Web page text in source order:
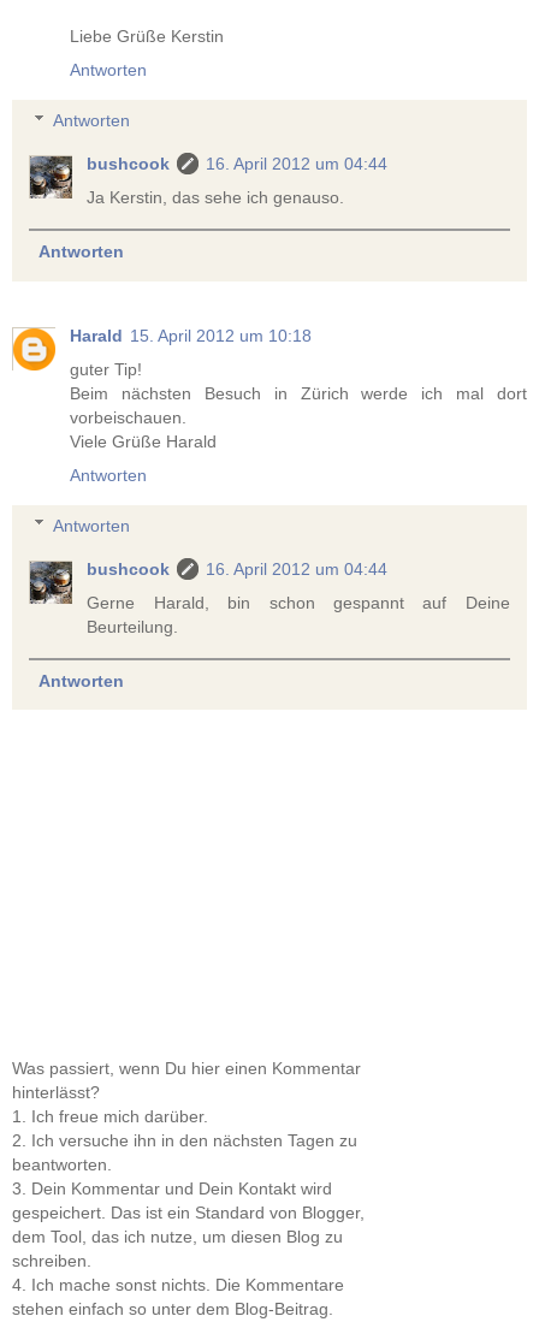
Liebe Grüße Kerstin
Antworten
Antworten
bushcook
16. April 2012 um 04:44
Ja Kerstin, das sehe ich genauso.
Antworten
Harald 15. April 2012 um 10:18
guter Tip!
Beim nächsten Besuch in Zürich werde ich mal dort
vorbeischauen.
Viele Grüße Harald
Antworten
Antworten
bushcook
16. April 2012 um 04:44
Gerne Harald, bin schon gespannt auf Deine
Beurteilung.
Antworten
Was passiert, wenn Du hier einen Kommentar
hinterlässt?
1. Ich freue mich darüber.
2. Ich versuche ihn in den nächsten Tagen zu
beantworten.
3. Dein Kommentar und Dein Kontakt wird
gespeichert. Das ist ein Standard von Blogger,
dem Tool, das ich nutze, um diesen Blog zu
schreiben.
4. Ich mache sonst nichts. Die Kommentare
stehen einfach so unter dem Blog-Beitrag.